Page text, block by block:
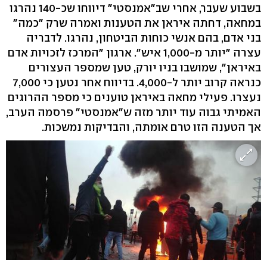
בשבוע שעבר, אחרי שב"אמנסטי" דיווחו שכ-140 נהרגו
במחאה, דחתה איראן את הטענות ואמרה שרק "כמה"
בני אדם, בהם אנשי כוחות הביטחון, נהרגו. לדבריה
עצרה "יותר מ-1,000 איש". ארגון "המרכז לזכויות אדם
באיראן", שמושבו בניו יורק, טען שמספר העצורים
כנראה קרוב יותר ל-4,000. בדיווח אחר נטען כי 7,000
נעצרו. פעילי מחאה באיראן טוענים כי מספר ההרוגים
האמיתי גבוה עוד יותר מזה ש"אמנסטי" פרסמה הערב,
אך הטענה הזו טרם אומתה, והבדיקות נמשכות.